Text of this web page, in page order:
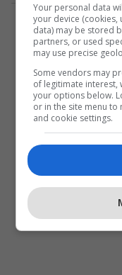
Your personal data
your device
data) may be stored
partners, or used
may use precise
Some vendors may
of legitimate interest,
your options below.
or in the site menu to
and cookie settings.